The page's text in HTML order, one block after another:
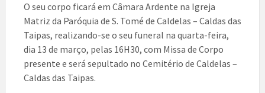
O seu corpo ficará em Câmara Ardente na Igreja
Matriz da Paróquia de S. Tomé de Caldelas – Caldas das
Taipas, realizando-se o seu funeral na quarta-feira,
dia 13 de março, pelas 16H30, com Missa de Corpo
presente e será sepultado no Cemitério de Caldelas –
Caldas das Taipas.